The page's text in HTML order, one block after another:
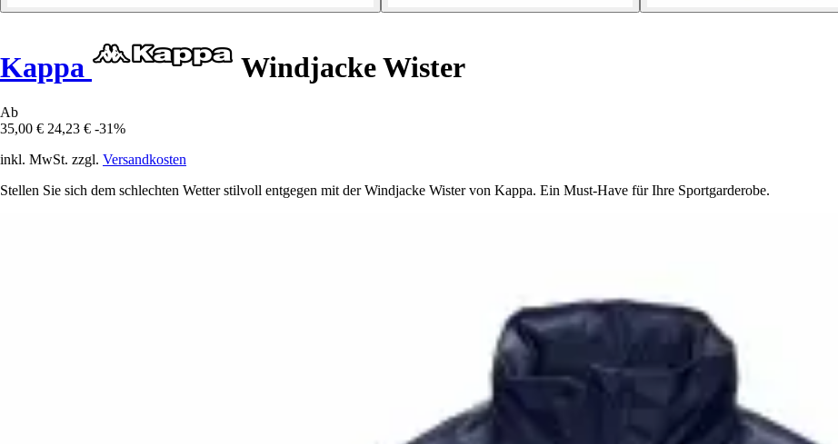
Kappa Windjacke Wister
Ab
35,00 € 24,23 € -31%
inkl. MwSt. zzgl. Versandkosten
Stellen Sie sich dem schlechten Wetter stilvoll entgegen mit der Windjacke Wister von Kappa. Ein Must-Have für Ihre Sportgarderobe.